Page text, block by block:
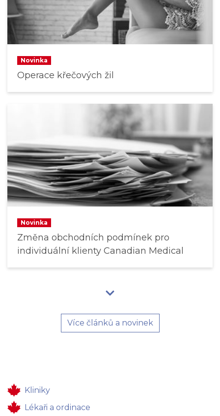
Novinka
Operace křečových žil
Novinka
Změna obchodních podmínek pro
individuální klienty Canadian Medical
Více článků a novinek
Kliniky
Lékaři a ordinace